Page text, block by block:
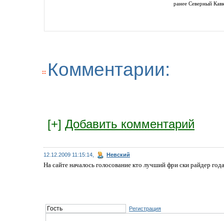
ранее Северный
Комментарии:
[+] Добавить комментарий
12.12.2009 11:15:14, Невский
На сайте началось голосование кто лучший фри ски райдер
Регистрация